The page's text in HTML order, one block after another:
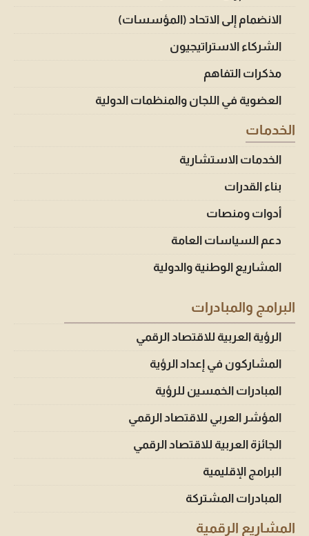
الانضمام إلى الاتحاد (المؤسسات)
الشركاء الاستراتيجيون
مذكرات التفاهم
العضوية في اللجان والمنظمات الدولية
الخدمات
الخدمات الاستشارية
بناء القدرات
أدوات ومنصات
دعم السياسات العامة
المشاريع الوطنية والدولية
البرامج والمبادرات
الرؤية العربية للاقتصاد الرقمي
المشاركون في إعداد الرؤية
المبادرات الخمسين للرؤية
المؤشر العربي للاقتصاد الرقمي
الجائزة العربية للاقتصاد الرقمي
البرامج الإقليمية
المبادرات المشتركة
المشاريع الرقمية